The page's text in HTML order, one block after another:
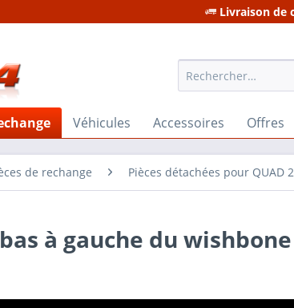
Livraison de
Véhicules Accessoires Offres
de rechange Pièces détachées pour QUAD
à gauche du wishbone